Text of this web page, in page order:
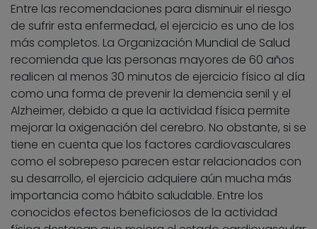
Entre las recomendaciones para disminuir el riesgo
de sufrir esta enfermedad, el ejercicio es uno de los
más completos. La Organización Mundial de Salud
recomienda que las personas mayores de 60 años
realicen al menos 30 minutos de ejercicio físico al día
como una forma de prevenir la demencia senil y el
Alzheimer, debido a que la actividad física permite
mejorar la oxigenación del cerebro. No obstante, si se
tiene en cuenta que los factores cardiovasculares
como el sobrepeso parecen estar relacionados con
su desarrollo, el ejercicio adquiere aún mucha más
importancia como hábito saludable. Entre los
conocidos efectos beneficiosos de la actividad